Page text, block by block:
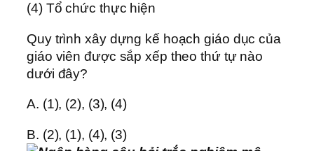
(4) Tổ chức thực hiện
Quy trình xây dựng kế hoạch giáo dục của
giáo viên được sắp xếp theo thứ tự nào
dưới đây?
A. (1), (2), (3), (4)
B. (2), (1), (4), (3)